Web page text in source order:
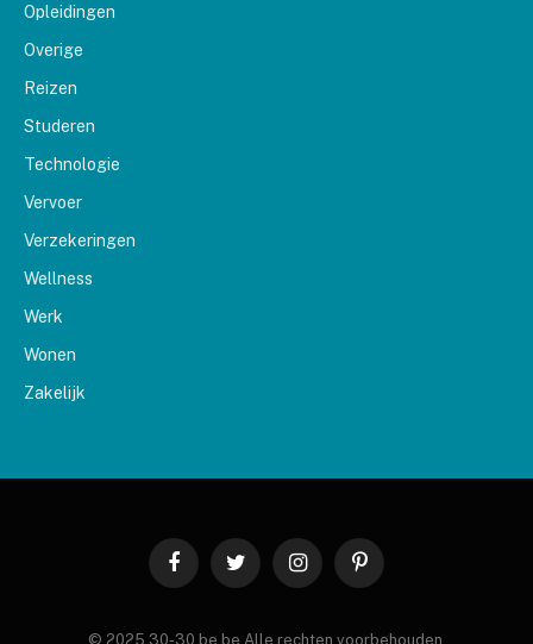
Opleidingen
Overige
Reizen
Studeren
Technologie
Vervoer
Verzekeringen
Wellness
Werk
Wonen
Zakelijk
FacebookTwitter InstagramPinterest
© 2025 30-30.be.be Alle rechten voorbehouden.